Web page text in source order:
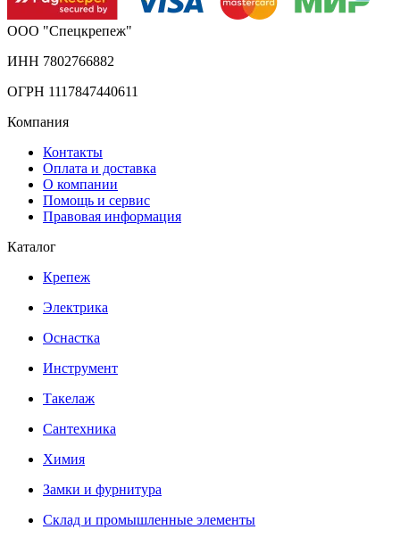
ООО "Спецкрепеж"
ИНН 7802766882
ОГРН 1117847440611
Компания
Контакты
Оплата и доставка
О компании
Помощь и сервис
Правовая информация
Каталог
Крепеж
Электрика
Оснастка
Инструмент
Такелаж
Сантехника
Химия
Замки и фурнитура
Склад и промышленные элементы